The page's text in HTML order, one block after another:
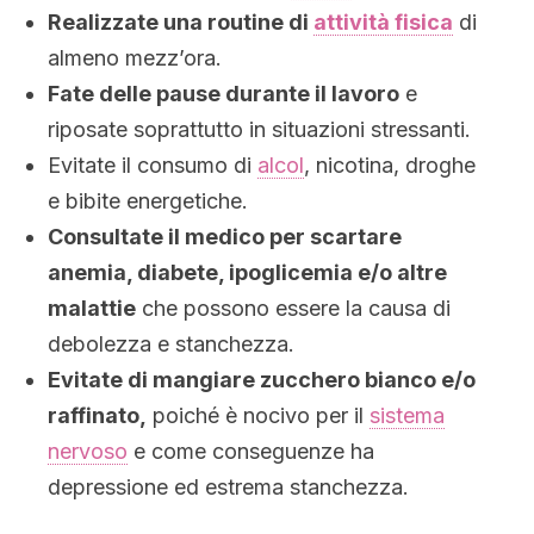
Realizzate una routine di attività fisica di
almeno mezz’ora.
Fate delle pause durante il lavoro e
riposate soprattutto in situazioni stressanti.
Evitate il consumo di alcol, nicotina, droghe
e bibite energetiche.
Consultate il medico per scartare
anemia, diabete, ipoglicemia e/o altre
malattie che possono essere la causa di
debolezza e stanchezza.
Evitate di mangiare zucchero bianco e/o
raffinato, poiché è nocivo per il sistema
nervoso e come conseguenze ha
depressione ed estrema stanchezza.